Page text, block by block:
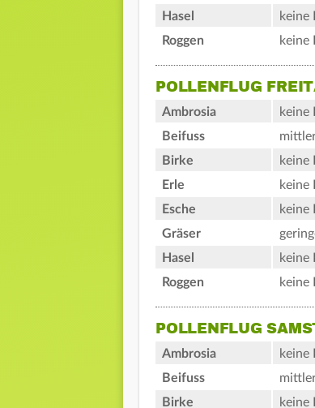
Hasel
keine
Roggen
keine
POLLENFLUG
Ambrosia
keine
Beifuss
Birke
keine
Erle
keine
Esche
keine
Gräser
Hasel
keine
Roggen
keine
POLLENFLUG
Ambrosia
keine
Beifuss
Birke
keine